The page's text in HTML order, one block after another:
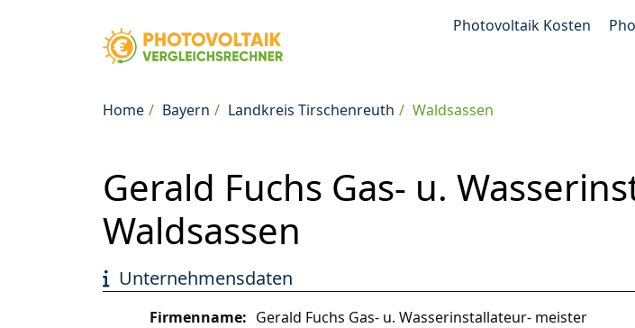
Photovoltaik Kosten
Home Bayern Landkreis Tirschenreuth Waldsassen
Gerald Fuchs Gas- u.
Waldsassen
Unternehmensdaten
Firmenname: Gerald Fuchs Gas- u. Wasserinstallateur- meister